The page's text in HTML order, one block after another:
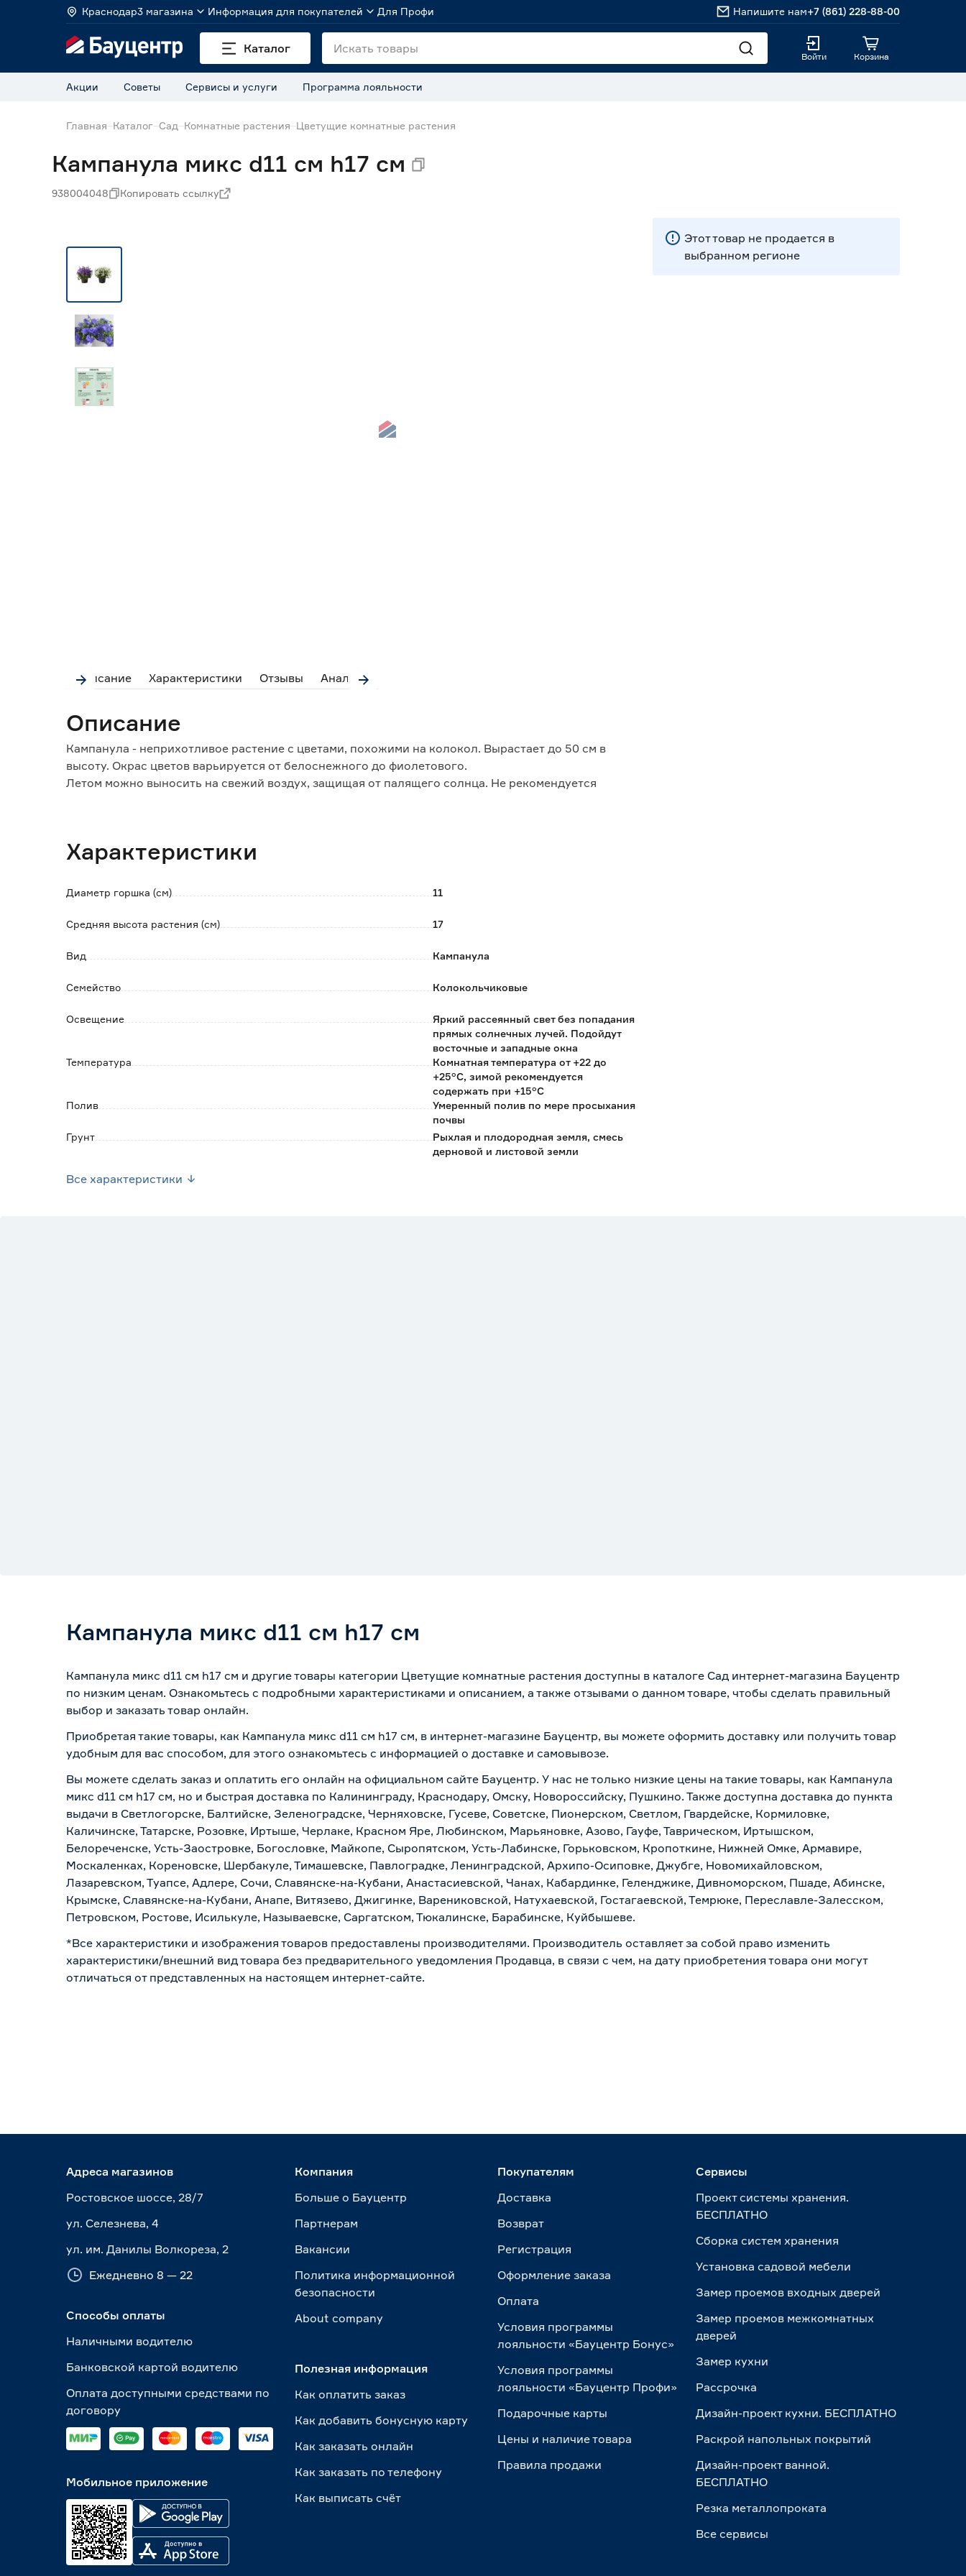
Краснодар3 магазина Информация для покупателей Для Профи Напишите нам+7 (861) 228-88-00
Каталог
Войти Корзина
Акции Советы Сервисы и услуги Программа лояльности
Главная Каталог Сад Комнатные растения Цветущие комнатные растения
Кампанула микс d11 см h17 см
938004048 Копировать ссылку
Описание Характеристики Отзывы Аналоги
Описание
Кампанула - неприхотливое растение с цветами, похожими на колокол. Вырастает до 50 см в
высоту. Окрас цветов варьируется от белоснежного до фиолетового.
Летом можно выносить на свежий воздух, защищая от палящего солнца. Не рекомендуется
Обратите внимание:
Характеристики
Диаметр горшка (см) 11
Средняя высота растения (см) 17
Вид Кампанула
Семейство Колокольчиковые
Освещение
Яркий рассеянный свет без попадания
прямых солнечных лучей. Подойдут
восточные и западные окна
Температура
Комнатная температура от +22 до
+25°C, зимой рекомендуется
содержать при +15°С
Полив
Умеренный полив по мере просыхания
почвы
Грунт
Рыхлая и плодородная земля, смесь
дерновой и листовой земли
Все характеристики
Этот товар не продается в
выбранном регионе
Кампанула микс d11 см h17 см
Кампанула микс d11 см h17 см и другие товары категории Цветущие комнатные растения доступны в каталоге Сад интернет-магазина Бауцентр
по низким ценам. Ознакомьтесь с подробными характеристиками и описанием, а также отзывами о данном товаре, чтобы сделать правильный
выбор и заказать товар онлайн.
Приобретая такие товары, как Кампанула микс d11 см h17 см, в интернет-магазине Бауцентр, вы можете оформить доставку или получить товар
удобным для вас способом, для этого ознакомьтесь с информацией о доставке и самовывозе.
Вы можете сделать заказ и оплатить его онлайн на официальном сайте Бауцентр. У нас не только низкие цены на такие товары, как Кампанула
микс d11 см h17 см, но и быстрая доставка по Калининграду, Краснодару, Омску, Новороссийску, Пушкино. Также доступна доставка до пункта
выдачи в Светлогорске, Балтийске, Зеленоградске, Черняховске, Гусеве, Советске, Пионерском, Светлом, Гвардейске, Кормиловке,
Каличинске, Татарске, Розовке, Иртыше, Черлаке, Красном Яре, Любинском, Марьяновке, Азово, Гауфе, Таврическом, Иртышском,
Белореченске, Усть-Заостровке, Богословке, Майкопе, Сыропятском, Усть-Лабинске, Горьковском, Кропоткине, Нижней Омке, Армавире,
Москаленках, Кореновске, Шербакуле, Тимашевске, Павлоградке, Ленинградской, Архипо-Осиповке, Джубге, Новомихайловском,
Лазаревском, Туапсе, Адлере, Сочи, Славянске-на-Кубани, Анастасиевской, Чанах, Кабардинке, Геленджике, Дивноморском, Пшаде, Абинске,
Крымске, Славянске-на-Кубани, Анапе, Витязево, Джигинке, Варениковской, Натухаевской, Гостагаевской, Темрюке, Переславле-Залесском,
Петровском, Ростове, Исилькуле, Называевске, Саргатском, Тюкалинске, Барабинске, Куйбышеве.
*Все характеристики и изображения товаров предоставлены производителями. Производитель оставляет за собой право изменить
характеристики/внешний вид товара без предварительного уведомления Продавца, в связи с чем, на дату приобретения товара они могут
отличаться от представленных на настоящем интернет-сайте.
Адреса магазинов
Ростовское шоссе, 28/7
ул. Селезнева, 4
ул. им. Данилы Волкореза, 2
Ежедневно 8 — 22
Способы оплаты
Наличными водителю
Банковской картой водителю
Оплата доступными средствами по
договору
Мобильное приложение
Компания
Больше о Бауцентр
Партнерам
Вакансии
Политика информационной
безопасности
About сompany
Полезная информация
Как оплатить заказ
Как добавить бонусную карту
Как заказать онлайн
Как заказать по телефону
Как выписать счёт
Покупателям
Доставка
Возврат
Регистрация
Оформление заказа
Оплата
Условия программы
лояльности «Бауцентр Бонус»
Условия программы
лояльности «Бауцентр Профи»
Подарочные карты
Цены и наличие товара
Правила продажи
Сервисы
Проект системы хранения.
БЕСПЛАТНО
Сборка систем хранения
Установка садовой мебели
Замер проемов входных дверей
Замер проемов межкомнатных
дверей
Замер кухни
Рассрочка
Дизайн-проект кухни. БЕСПЛАТНО
Раскрой напольных покрытий
Дизайн-проект ванной.
БЕСПЛАТНО
Резка металлопроката
Все сервисы